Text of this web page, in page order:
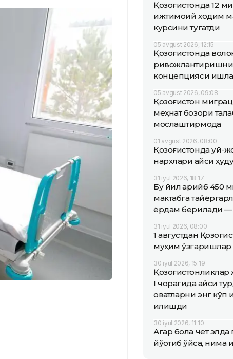
Қозоғистонда 12
ижтимоий ходим
курсини тугатди
05 avgust 2026, 12:15
Қозоғистонда
концепцияси
05 avgust 2026, 09:08
Қозоғистон
меҳнат бозори
мослаштирмоқда
01 avgust 2026, 08:00
Қозоғистонда уй-
нархлари қайси
31 iyul 2026, 18:17
Бу йил қарийб 450
мактабга
ёрдам берилади —
31 iyul 2026, 08:00
1 августдан
муҳим
30 iyul 2026, 15:19
I чорагида қайси
овқатларни энг кўп
қилишди
30 iyul 2026, 11:10
Агар бола чет
йўқотиб қўйса, нима